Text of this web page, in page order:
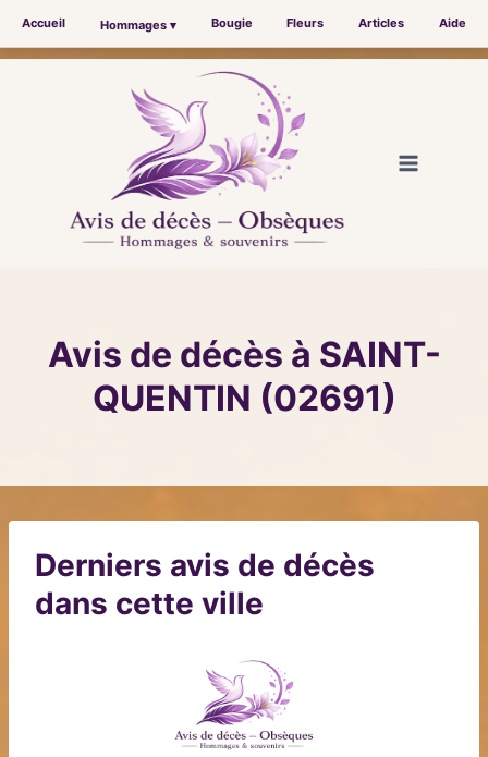
Accueil Hommages ▾ Bougie Fleurs Articles Aide
Avis de décès à SAINT-
QUENTIN (02691)
Derniers avis de décès
dans cette ville